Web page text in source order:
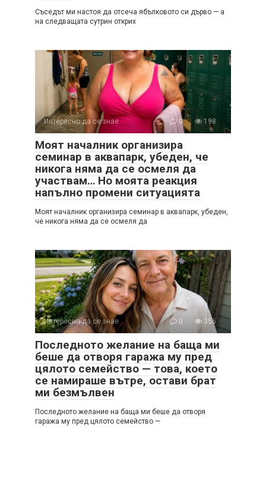
Съседът ми настоя да отсеча ябълковото си дърво — а
на следващата сутрин открих
Интересно да се знае 0 198
Моят началник организира
семинар в аквапарк, убеден, че
никога няма да се осмеля да
участвам… Но моята реакция
напълно промени ситуацията
Моят началник организира семинар в аквапарк, убеден,
че никога няма да се осмеля да
Интересно да се знае 0 356
Последното желание на баща ми
беше да отворя гаража му пред
цялото семейство — това, което
се намираше вътре, остави брат
ми безмълвен
Последното желание на баща ми беше да отворя
гаража му пред цялото семейство —